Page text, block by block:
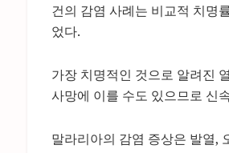
건의 감염 사례는 비교적 치명
었다.
가장 치명적인 것으로 알려진
사망에 이를 수도 있으므로 신
말라리아의 감염 증상은 발열,